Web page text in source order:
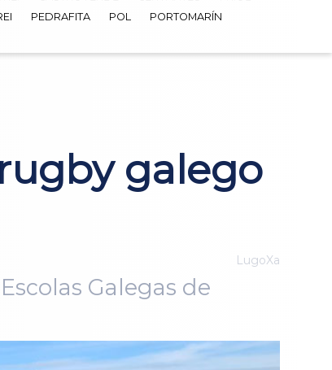
PEDRAFITA POL
PORTOMARÍN
galego
LugoXa
Galegas de